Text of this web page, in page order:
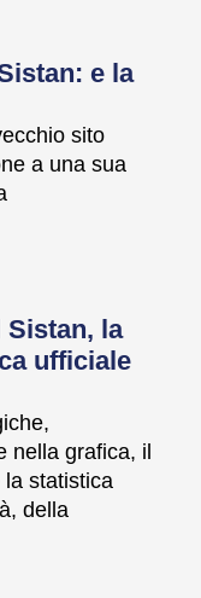
e la
sito
a una sua
Sistan, la
ufficiale
nella grafica, il
statistica
della